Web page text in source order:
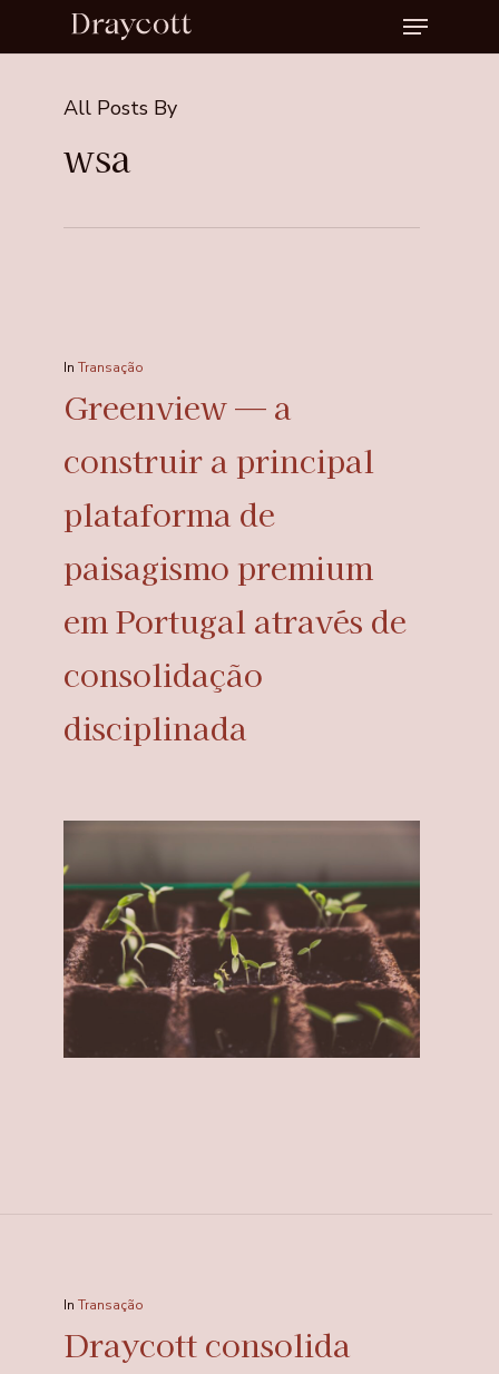
to
content
Menu
All Posts By
wsa
In Transação
Greenview — a
construir a principal
plataforma de
paisagismo premium
em Portugal através de
consolidação
disciplinada
In Transação
Draycott consolida